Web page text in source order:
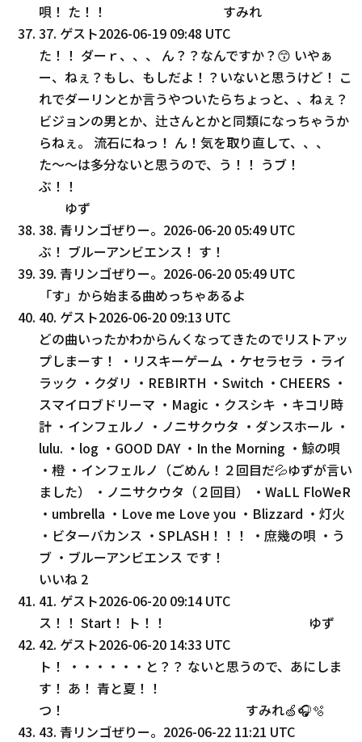
唄！ た！！ すみれ
37. ゲスト2026-06-19 09:48 UTC
た！！ ダーｒ、、、 ん？？なんですか？😙 いやぁ
ー、ねぇ？もし、もしだよ！？いないと思うけど！ こ
れでダーリンとか言うやついたらちょっと、、ねぇ？
ビジョンの男とか、辻さんとかと同類になっちゃうか
らねぇ。 流石にねっ！ ん゙ん！気を取り直して、、、
た〜〜は多分ないと思うので、う！！ うブ！
ぶ！！
ゆず
38. 青リンゴぜりー。 2026-06-20 05:49 UTC
ぶ！ ブルーアンビエンス！ す！
39. 青リンゴぜりー。 2026-06-20 05:49 UTC
「す」から始まる曲めっちゃあるよ
40. ゲスト2026-06-20 09:13 UTC
どの曲いったかわからんくなってきたのでリストアッ
プしまーす！ ・リスキーゲーム ・ケセラセラ ・ライ
ラック ・クダリ ・REBIRTH ・Switch ・CHEERS ・
スマイロブドリーマ ・Magic ・クスシキ ・キコリ時
計 ・インフェルノ ・ノニサクウタ ・ダンスホール ・
lulu. ・log ・GOOD DAY ・In the Morning ・鯨の唄
・橙 ・インフェルノ（ごめん！２回目だ💦ゆずが言い
ました） ・ノニサクウタ（２回目） ・WaLL FloWeR
・umbrella ・Love me Love you ・Blizzard ・灯火
・ビターバカンス ・SPLASH！！！ ・庶幾の唄 ・う
ブ ・ブルーアンビエンス です！
いいね 2
41. ゲスト2026-06-20 09:14 UTC
ス！！ Start！ ト！！ ゆず
42. ゲスト2026-06-20 14:33 UTC
ト！ ・・・・・・と？？ ないと思うので、あにしま
す！ あ！ 青と夏！！
つ！ すみれ🍏🎧🫧
43. 青リンゴぜりー。 2026-06-22 11:21 UTC